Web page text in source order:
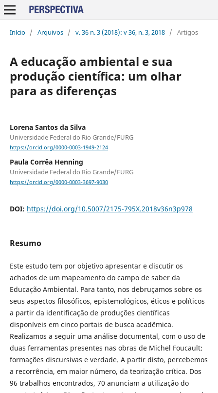
Início / Arquivos / v. 36 n. 3 (2018): v 36, n. 3, 2018 / Artigos
A educação ambiental e sua
produção científica: um olhar
para as diferenças
Lorena Santos da Silva
Universidade Federal do Rio Grande/FURG
https://orcid.org/0000-0003-1949-2124
Paula Corrêa Henning
Universidade Federal do Rio Grande/FURG
https://orcid.org/0000-0003-3697-9030
DOI: https://doi.org/10.5007/2175-795X.2018v36n3p978
Resumo
Este estudo tem por objetivo apresentar e discutir os
achados de um mapeamento do campo de saber da
Educação Ambiental. Para tanto, nos debruçamos sobre os
seus aspectos filosóficos, epistemológicos, éticos e políticos
a partir da identificação de produções científicas
disponíveis em cinco portais de busca acadêmica.
Realizamos a seguir uma análise documental, com o uso de
duas ferramentas presentes nas obras de Michel Foucault:
formações discursivas e verdade. A partir disto, percebemos
a recorrência, em maior número, da teorização crítica. Dos
96 trabalhos encontrados, 70 anunciam a utilização do